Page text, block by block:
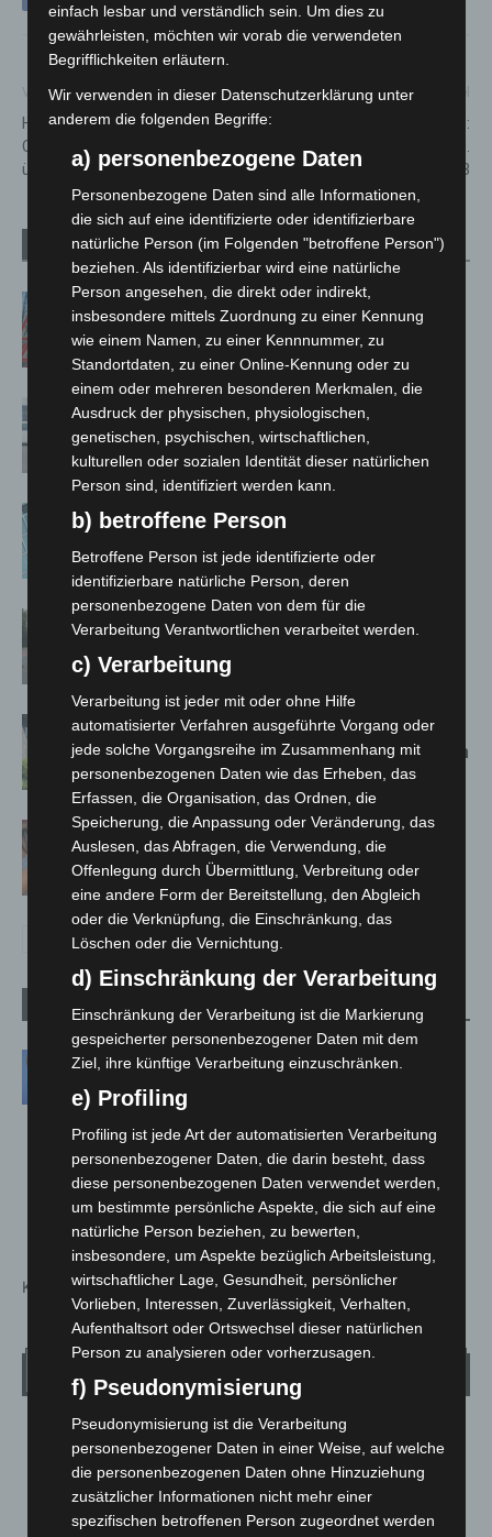
Vorheriger Artikel
HCC hat Gastronomie im
Congress Hotel am Stadtpark
übernommen
Nächster Artikel
Regionsentdeckertag 2023:
Nulltarif am Sonntag, 10.
September 2023
Verwandte Artikel Mehr vom Autor
A2: Zweite Turbobaustelle startet
zwischen Hannover-West und
Bothfeld
Niedersachsen: Feuerwehrkräfte
kehren nach Waldbrandeinsatz aus
Spanien zurück
Anklage nach Abschaltung von
Hannover: Polizei stoppt 166
Großkontrolle
Schwarz Digits und Zscaler starten
souveräne Cloud-Sicherheitsplattform
für Europa
Warn-App: Jeder Zweite weiß nach
Handy-Warnung nicht, was zu tun ist
1 Kommentar
Stephan
Interessanter Beitrag.
Nicht nur Wasser einsparen ist wichtig,
sondern auch das Timing des Verbrauchs.
Das macht nachdenklich darüber, was man
selbst in dieser Hinsicht besser machen kann.
Kommentarfunktion ist geschlossen.
LANGENHAGEN
Bedeckt
30.9°C 32.2°
einfach lesbar und verständlich sein. Um dies zu
gewährleisten, möchten wir vorab die verwendeten
Begrifflichkeiten erläutern.
Wir verwenden in dieser Datenschutzerklärung unter
anderem die folgenden Begriffe:
a) personenbezogene Daten
Personenbezogene Daten sind alle Informationen,
die sich auf eine identifizierte oder identifizierbare
natürliche Person (im Folgenden "betroffene Person")
beziehen. Als identifizierbar wird eine natürliche
Person angesehen, die direkt oder indirekt,
insbesondere mittels Zuordnung zu einer Kennung
wie einem Namen, zu einer Kennnummer, zu
Standortdaten, zu einer Online-Kennung oder zu
einem oder mehreren besonderen Merkmalen, die
Ausdruck der physischen, physiologischen,
genetischen, psychischen, wirtschaftlichen,
kulturellen oder sozialen Identität dieser natürlichen
Person sind, identifiziert werden kann.
b) betroffene Person
Betroffene Person ist jede identifizierte oder
identifizierbare natürliche Person, deren
personenbezogene Daten von dem für die
Verarbeitung Verantwortlichen verarbeitet werden.
c) Verarbeitung
Verarbeitung ist jeder mit oder ohne Hilfe
automatisierter Verfahren ausgeführte Vorgang oder
jede solche Vorgangsreihe im Zusammenhang mit
personenbezogenen Daten wie das Erheben, das
Erfassen, die Organisation, das Ordnen, die
Speicherung, die Anpassung oder Veränderung, das
Auslesen, das Abfragen, die Verwendung, die
Offenlegung durch Übermittlung, Verbreitung oder
eine andere Form der Bereitstellung, den Abgleich
oder die Verknüpfung, die Einschränkung, das
Löschen oder die Vernichtung.
d) Einschränkung der Verarbeitung
Einschränkung der Verarbeitung ist die Markierung
gespeicherter personenbezogener Daten mit dem
Ziel, ihre künftige Verarbeitung einzuschränken.
e) Profiling
Profiling ist jede Art der automatisierten Verarbeitung
personenbezogener Daten, die darin besteht, dass
diese personenbezogenen Daten verwendet werden,
um bestimmte persönliche Aspekte, die sich auf eine
natürliche Person beziehen, zu bewerten,
insbesondere, um Aspekte bezüglich Arbeitsleistung,
wirtschaftlicher Lage, Gesundheit, persönlicher
Vorlieben, Interessen, Zuverlässigkeit, Verhalten,
Aufenthaltsort oder Ortswechsel dieser natürlichen
Person zu analysieren oder vorherzusagen.
f) Pseudonymisierung
Pseudonymisierung ist die Verarbeitung
personenbezogener Daten in einer Weise, auf welche
die personenbezogenen Daten ohne Hinzuziehung
zusätzlicher Informationen nicht mehr einer
spezifischen betroffenen Person zugeordnet werden